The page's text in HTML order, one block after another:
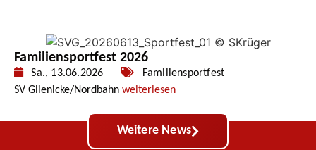
Familiensportfest 2026
Sa., 13.06.2026
Familiensportfest
SV Glienicke/Nordbahn weiterlesen
Weitere News